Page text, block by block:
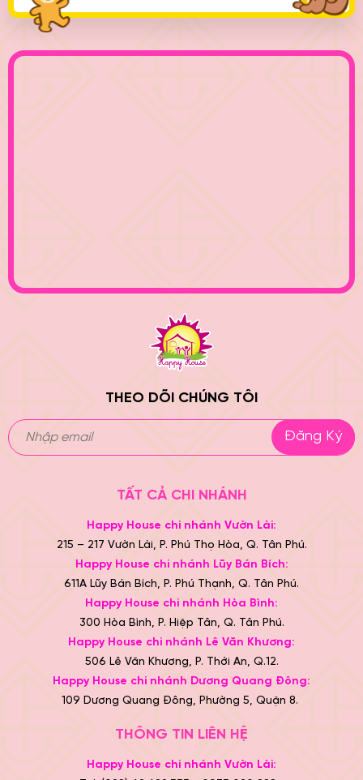
THEO DÕI CHÚNG TÔI
Đăng Ký
TẤT CẢ CHI NHÁNH
Happy House chi nhánh Vườn Lài:
215 – 217 Vườn Lài, P. Phú Thọ Hòa, Q. Tân Phú.
Happy House chi nhánh Lũy Bán Bích:
611A Lũy Bán Bích, P. Phú Thạnh, Q. Tân Phú.
Happy House chi nhánh Hòa Bình:
300 Hòa Bình, P. Hiệp Tân, Q. Tân Phú.
Happy House chi nhánh Lê Văn Khương:
506 Lê Văn Khương, P. Thới An, Q.12.
Happy House chi nhánh Dương Quang Đông:
109 Dương Quang Đông, Phường 5, Quận 8.
THÔNG TIN LIÊN HỆ
Happy House chi nhánh Vườn Lài: